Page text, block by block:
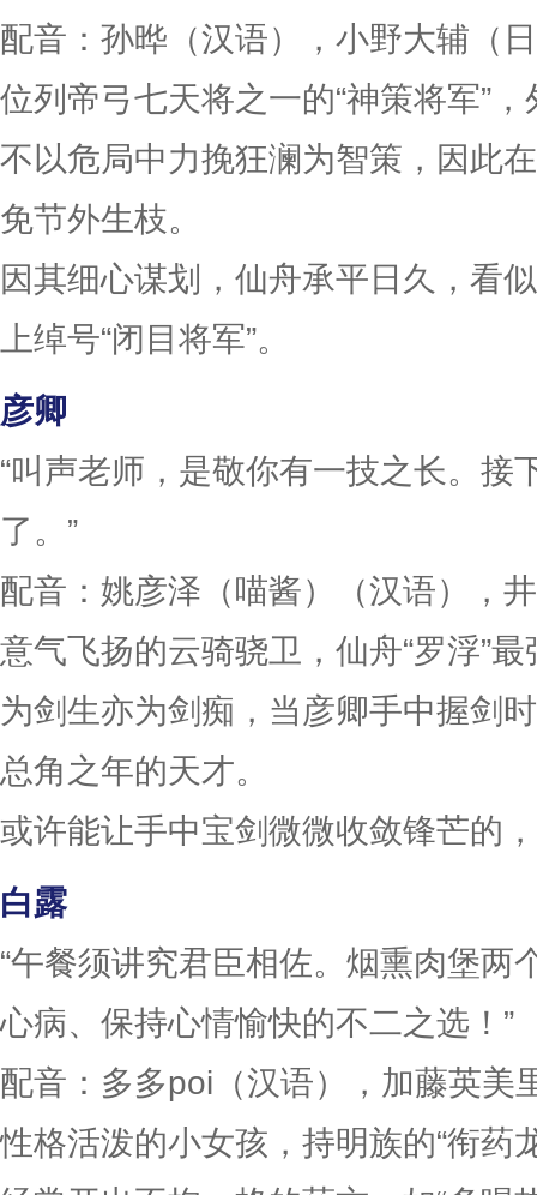
配音：孙晔（汉语），小野大辅（
位列帝弓七天将之一的“神策将军”
不以危局中力挽狂澜为智策，因此
免节外生枝。
因其细心谋划，仙舟承平日久，看
上绰号“闭目将军”。
彦卿
“叫声老师，是敬你有一技之长。接
了。”
配音：姚彦泽（喵酱）（汉语），
意气飞扬的云骑骁卫，仙舟“罗浮”
为剑生亦为剑痴，当彦卿手中握剑
总角之年的天才。
或许能让手中宝剑微微收敛锋芒的
白露
“午餐须讲究君臣相佐。烟熏肉堡两
心病、保持心情愉快的不二之选！”
配音：多多poi（汉语），加藤英美
性格活泼的小女孩，持明族的“衔药